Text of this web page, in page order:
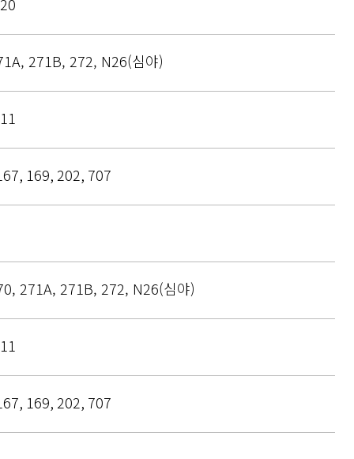
271B, 272, N26(심야)
169, 202, 707
271A, 271B, 272, N26(심야)
169, 202, 707